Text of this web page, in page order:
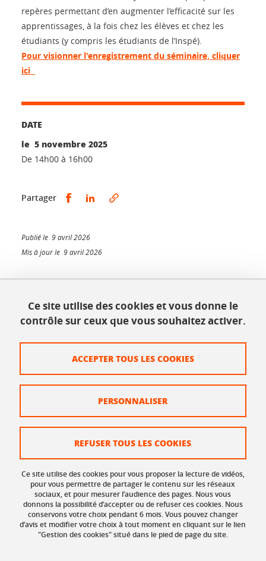
repères permettant d’en augmenter l’efficacité sur les
apprentissages, à la fois chez les élèves et chez les
étudiants (y compris les étudiants de l’Inspé).
Pour visionner l'enregistrement du séminaire, cliquer
ici
DATE
le 5 novembre 2025
De 14h00 à 16h00
Partager Partager sur Facebook
Partager sur LinkedIn
Publié le 9 avril 2026
Mis à jour le 9 avril 2026
INSPÉ - Bâtiment Bergès
1025, rue de la piscine
Tél. : 04 56 52 07 00
Plan du site
Données personnelles
Organisation et contacts
Gestion des cookies
Accessibilité : non conforme
Ce site utilise des cookies et vous donne le
contrôle sur ceux que vous souhaitez activer.
Ce site utilise des cookies pour vous proposer la lecture de vidéos,
pour vous permettre de partager le contenu sur les réseaux
sociaux, et pour mesurer l’audience des pages. Nous vous
donnons la possibilité d’accepter ou de refuser ces cookies. Nous
conservons votre choix pendant 6 mois. Vous pouvez changer
d’avis et modifier votre choix à tout moment en cliquant sur le lien
"Gestion des cookies" situé dans le pied de page du site.
ACCEPTER TOUS LES COOKIES
REFUSER TOUS LES COOKIES
PERSONNALISER